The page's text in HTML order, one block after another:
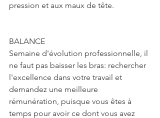
pression et aux maux de tête.
BALANCE
Semaine d'évolution professionnelle, il
ne faut pas baisser les bras: rechercher
l'excellence dans votre travail et
demandez une meilleure
rémunération, puisque vous êtes à
temps pour avoir ce dont vous avez